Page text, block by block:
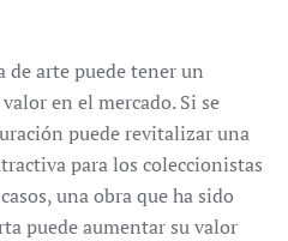
de arte puede tener un
en el mercado. Si se
puede revitalizar una
para los coleccionistas
una obra que ha sido
puede aumentar su valor